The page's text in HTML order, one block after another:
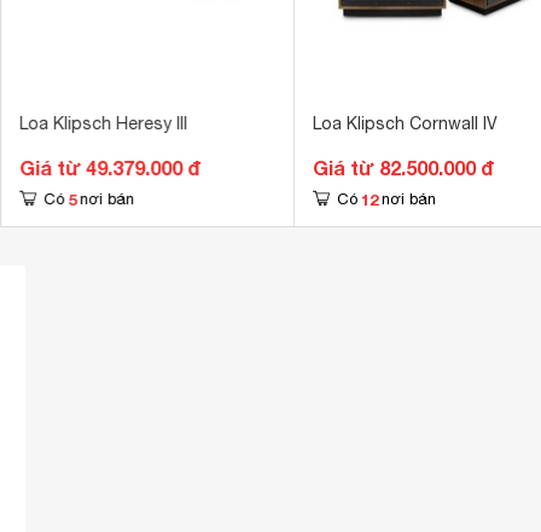
Loa Klipsch Heresy III
Giá từ 49.379.000 đ
Có 5 nơi bán
Loa Klipsch Cornwall IV
Giá từ 82.500.000 đ
Có 12 nơi bán